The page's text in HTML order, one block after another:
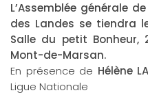
L’Assemblée générale
des Landes se tiendra
Salle du petit Bonheur,
Mont-de-Marsan.
En présence de Hélène
Ligue Nationale